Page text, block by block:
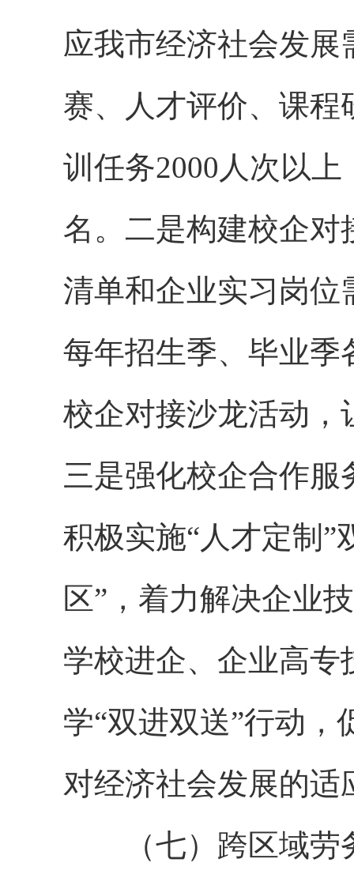
应我市经济社会发
赛、人才评价、课
训任务2000人次以
名。二是构建校企
清单和企业实习岗位
每年招生季、毕业季
校企对接沙龙活动，
三是强化校企合作
积极实施“人才定制
区”，着力解决企业
学校进企、企业高
学“双进双送”行动
对经济社会发展的适
（七）跨区域劳